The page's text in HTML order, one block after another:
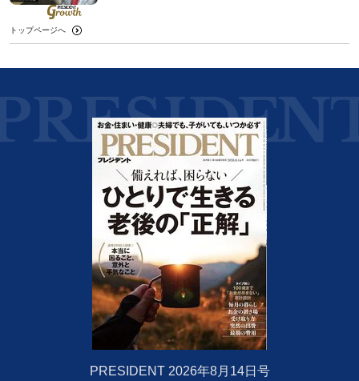
トップページへ
PRESIDENT 2026年8月14日号